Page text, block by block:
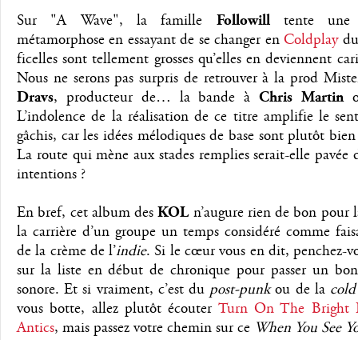
Sur "A Wave", la famille Followilltente une
métamorphose en essayant de se changer enColdplay
ficelles sont tellement grosses qu’elles en deviennent
Nous ne serons pas surpris de retrouver à la prod
Dravs, producteur de… la bande àChris Martin
L’indolence de la réalisation de ce titre amplifie le
gâchis, car les idées mélodiques de base sont plutôt
La route qui mène aux stades remplies serait-elle pavée
intentions ?
En bref, cet album desKOLn’augure rien de bon pour
la carrière d’un groupe un temps considéré comme
de la crème de l’indie. Si le cœur vous en dit, penchez-
sur la liste en début de chronique pour passer un
sonore. Et si vraiment, c’est du post-punkou de la
vous botte, allez plutôt écouter Turn On The Bright
Antics, mais passez votre chemin sur ce When You See